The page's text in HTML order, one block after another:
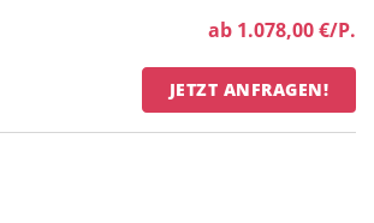
ab 1.078,00 €/P.
JETZT ANFRAGEN!